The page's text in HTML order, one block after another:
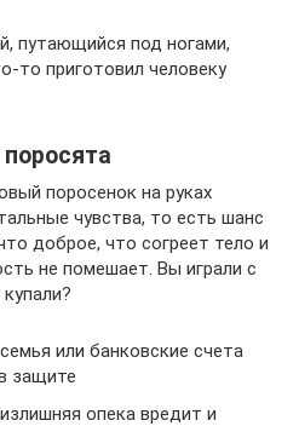
путающийся под ногами,
то приготовил человеку
поросенок на руках
чувства, то есть шанс
доброе, что согреет тело и
не помешает. Вы играли с
или банковские счета
защите
опека вредит и